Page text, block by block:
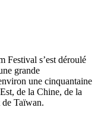
Festival s’est déroulé
grande
une cinquantaine
de la Chine, de la
Taïwan.